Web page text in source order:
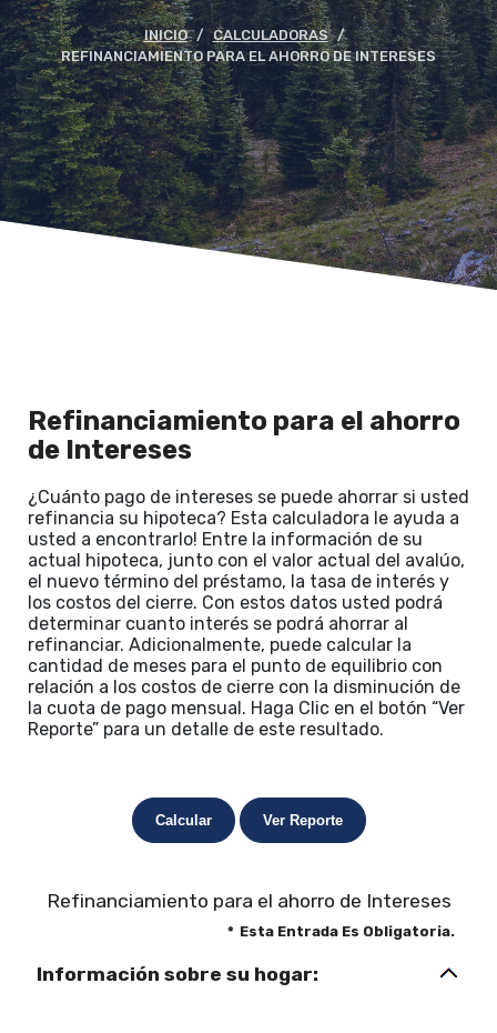
INICIO
CALCULADORAS
REFINANCIAMIENTO PARA EL AHORRO DE INTERESES
Refinanciamiento para el ahorro
de Intereses
¿Cuánto pago de intereses se puede ahorrar si usted
refinancia su hipoteca? Esta calculadora le ayuda a
usted a encontrarlo! Entre la información de su
actual hipoteca, junto con el valor actual del avalúo,
el nuevo término del préstamo, la tasa de interés y
los costos del cierre. Con estos datos usted podrá
determinar cuanto interés se podrá ahorrar al
refinanciar. Adicionalmente, puede calcular la
cantidad de meses para el punto de equilibrio con
relación a los costos de cierre con la disminución de
la cuota de pago mensual. Haga Clic en el botón “Ver
Reporte” para un detalle de este resultado.
Refinanciamiento para el ahorro de Intereses
* Esta Entrada Es Obligatoria.
Información sobre su hogar: